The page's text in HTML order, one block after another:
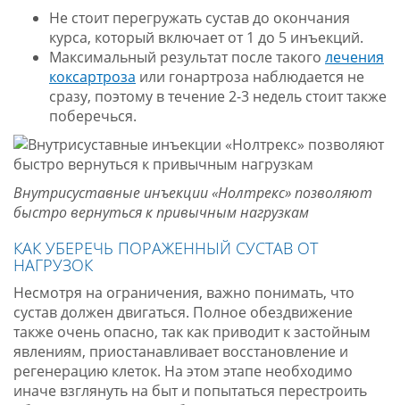
Не стоит перегружать сустав до окончания
курса, который включает от 1 до 5 инъекций.
Максимальный результат после такого лечения
коксартроза или гонартроза наблюдается не
сразу, поэтому в течение 2-3 недель стоит также
поберечься.
Внутрисуставные инъекции «Нолтрекс» позволяют
быстро вернуться к привычным нагрузкам
КАК УБЕРЕЧЬ ПОРАЖЕННЫЙ СУСТАВ ОТ
НАГРУЗОК
Несмотря на ограничения, важно понимать, что
сустав должен двигаться. Полное обездвижение
также очень опасно, так как приводит к застойным
явлениям, приостанавливает восстановление и
регенерацию клеток. На этом этапе необходимо
иначе взглянуть на быт и попытаться перестроить